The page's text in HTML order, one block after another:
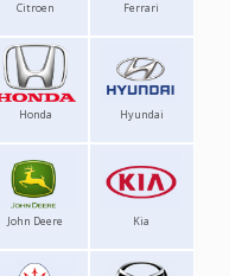
Citroen Ferrari
Honda Hyundai
John Deere Kia